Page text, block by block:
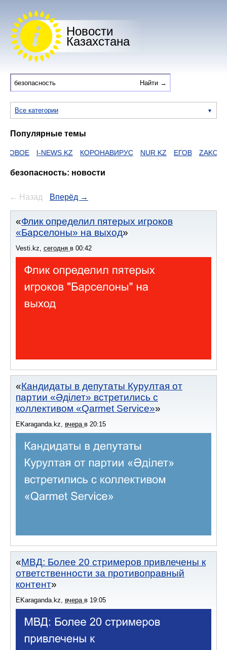
Новости
Казахстана
Все категории
Популярные темы
I-NEWS KZ КОРОНАВИРУС NUR KZ ЕГОВ ZAKON HTTPS
безопасность: новости
← Назад Вперёд →
Флик определил пятерых игроков
«Барселоны» на выход
Vesti.kz, сегодня в 00:42
Кандидаты в депутаты Курултая от
партии «Әділет» встретились с
коллективом «Qarmet Service»
EKaraganda.kz вчера в 20:15
МВД: Более 20 стримеров привлечены к
ответственности за противоправный
контент
EKaraganda.kz вчера в 19:05